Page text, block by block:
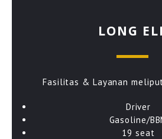
LONG
Fasilitas & Layanan
Driver
Gasoline/
19 seat